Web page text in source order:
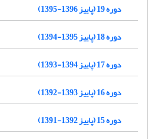
دوره 19 (پاییز 1396-1395)
دوره 18 (پاییز 1395-1394)
دوره 17 (پاییز 1394-1393)
دوره 16 (پاییز 1393-1392)
دوره 15 (پاییز 1392-1391)